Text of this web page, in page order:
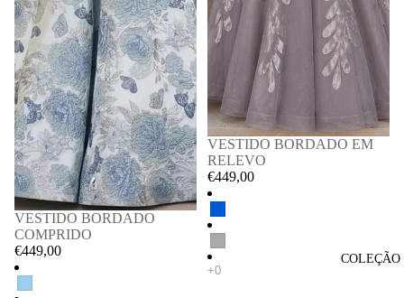
COLEÇÃO
VESTIDO BORDADO
COMPRIDO
€449,00
VESTIDO BORDADO EM
RELEVO
€449,00